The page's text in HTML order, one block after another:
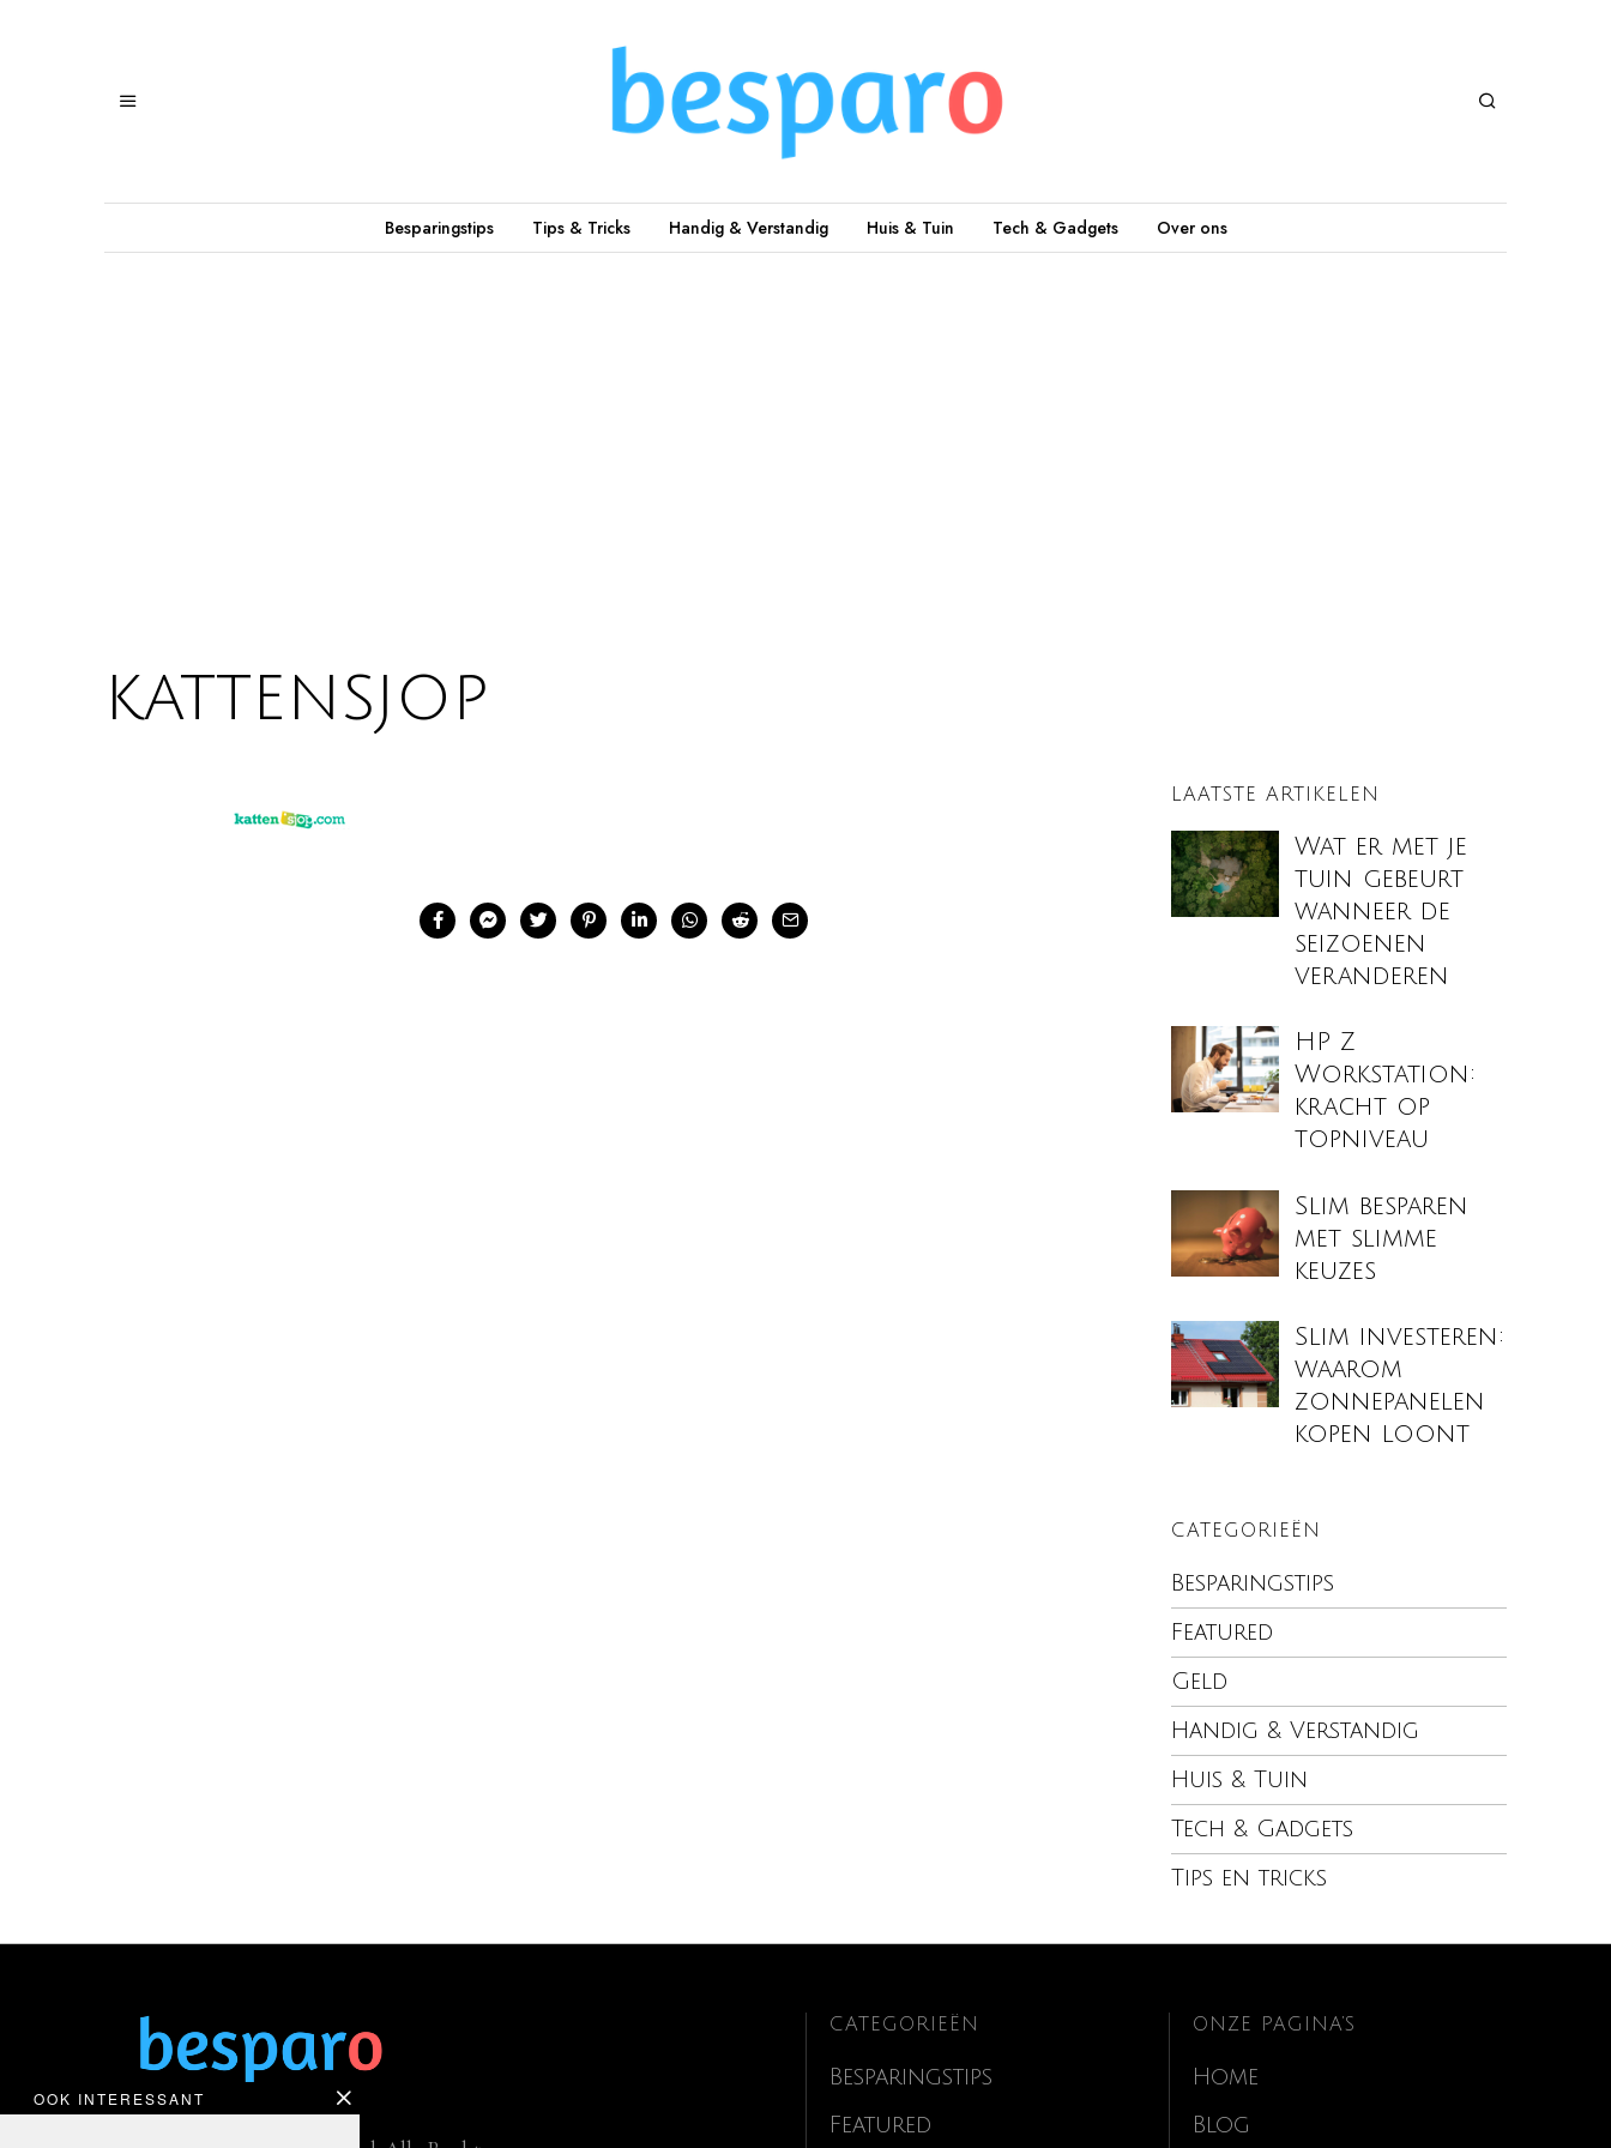
Besparingstips Tips & Tricks Handig & Verstandig Huis & Tuin Tech & Gadgets Over ons
kattensjop
LAATSTE ARTIKELEN
Wat er met je
tuin gebeurt
wanneer de
seizoenen
veranderen
HP Z
Workstation:
kracht op
topniveau
Slim besparen
met slimme
keuzes
Slim investeren:
waarom
zonnepanelen
kopen loont
CATEGORIEËN
Besparingstips
Featured
Geld
Handig & Verstandig
Huis & Tuin
Tech & Gadgets
Tips en tricks
OOK INTERESSANT
CATEGORIEËN
Besparingstips
Featured
ONZE PAGINA’S
Home
Blog